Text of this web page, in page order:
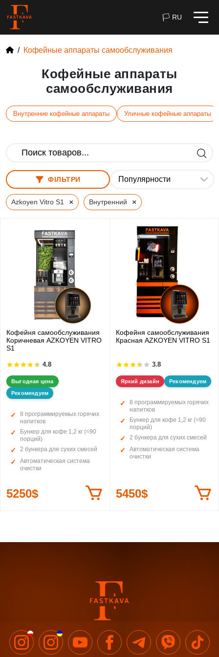
🏳 RU
Кофейные аппараты самообслуживания
Кофейные аппараты
самообслуживания
Внутренние кофейные аппараты Уличные кофейные аппараты
ФІЛЬТРИ
Azkoyen Vitro S1 × Внутренний ×
Кофейня самообслуживания
Коричневая AZKOYEN VITRO
S1
4.8
Выгодная цена
Рекомендуем
8 программируемых горячих
напитков
Бункер для кофе 1,2 кг (≈90
порций)
2 бункера для сухих смесей
Автоматическая система
очистки
5250$
Кофейня самообслуживания
Красная AZKOYEN VITRO S1
3.8
Яркий дизайн Рекомендуем
8 программируемых горячих
напитков
Бункер для кофе 1,2 кг (≈90
порций)
2 бункера для сухих смесей
Автоматическая система
очистки
5450$